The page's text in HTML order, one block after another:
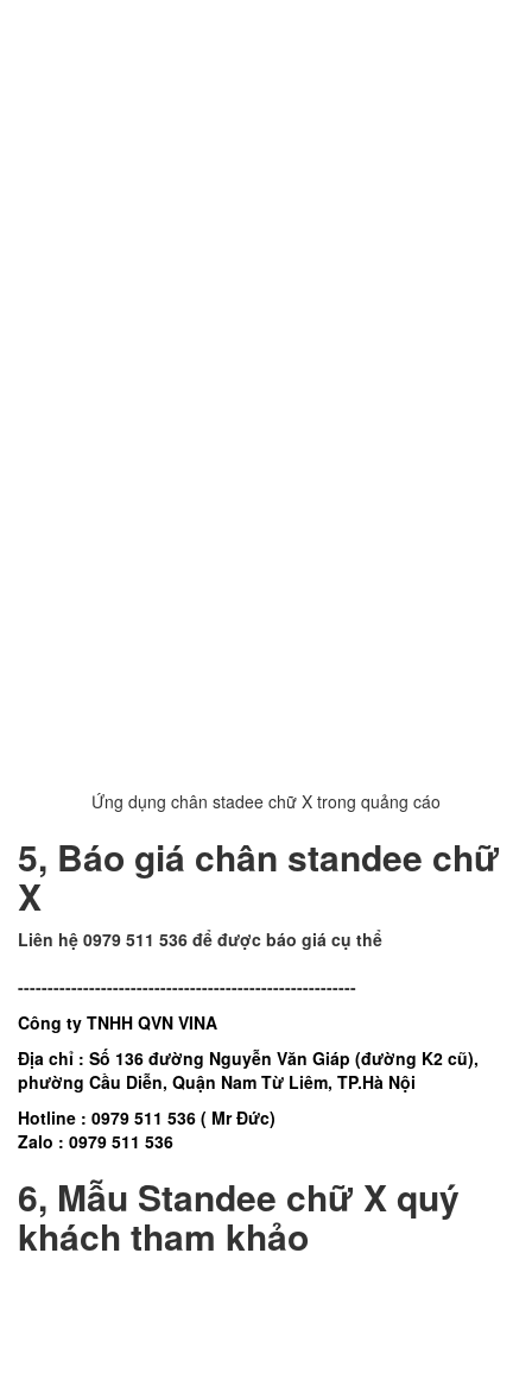
Ứng dụng chân stadee chữ X trong quảng cáo
5, Báo giá chân standee chữ
X
Liên hệ 0979 511 536 để được báo giá cụ thể
---------------------------------------------------------
Công ty TNHH QVN VINA
Địa chỉ : Số 136 đường Nguyễn Văn Giáp (đường K2 cũ),
phường Cầu Diễn, Quận Nam Từ Liêm, TP.Hà Nội
Hotline : 0979 511 536 ( Mr Đức)
Zalo : 0979 511 536
6, Mẫu Standee chữ X quý
khách tham khảo